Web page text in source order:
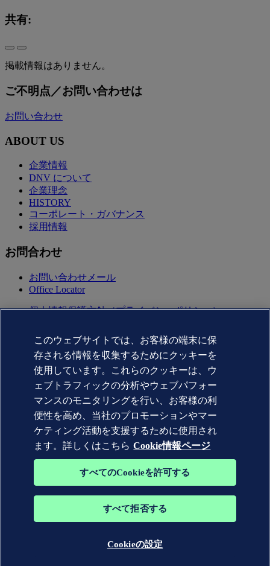
共有:
掲載情報はありません。
ご不明点／お問い合わせは
お問い合わせ
ABOUT US
企業情報
DNV について
企業理念
HISTORY
コーポレート・ガバナンス
採用情報
お問合わせ
お問い合わせメール
Office Locator
個人情報保護方針（プライバシーポリシー）
Copyright © DNV AS 2025
Cookie情報
Commercial Disclosure Based on the Act on Specified
Commercial Transactions（特定商取引法に基づく表記)
DNV GL®、DNV®、Horizon Graphic、および Det Norske
物です。 無断転載を禁じます。
このウェブサイトでは、お客様の端末に保
存される情報を収集するためにクッキーを
使用しています。これらのクッキーは、ウ
ェブトラフィックの分析やウェブパフォー
マンスのモニタリングを行い、お客様の利
便性を高め、当社のプロモーションやマー
ケティング活動を支援するために使用され
ます。詳しくはこちら Cookie情報ページ
すべてのCookieを許可する
すべて拒否する
Cookieの設定